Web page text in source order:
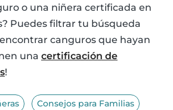
o una niñera certificada en
Puedes filtrar tu búsqueda
canguros que hayan
una certificación de
!
Consejos para Familias